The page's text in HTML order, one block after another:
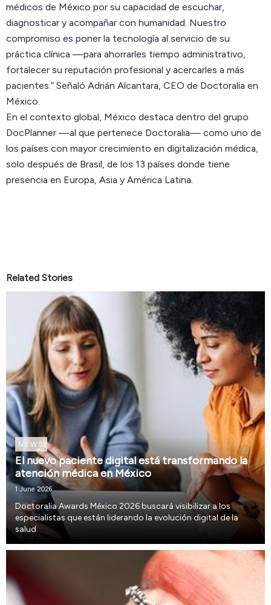
médicos de México por su capacidad de escuchar,
diagnosticar y acompañar con humanidad. Nuestro
compromiso es poner la tecnología al servicio de su
práctica clínica —para ahorrarles tiempo administrativo,
fortalecer su reputación profesional y acercarles a más
pacientes.” Señaló Adrián Alcantara, CEO de Doctoralia en
México.
En el contexto global, México destaca dentro del grupo
DocPlanner —al que pertenece Doctoralia— como uno de
los países con mayor crecimiento en digitalización médica,
solo después de Brasil, de los 13 países donde tiene
presencia en Europa, Asia y América Latina.
Related Stories
NEWS
El nuevo paciente digital está transformando la
atención médica en México
1 June 2026
Doctoralia Awards México 2026 buscará visibilizar a los
especialistas que están liderando la evolución digital de la
salud.